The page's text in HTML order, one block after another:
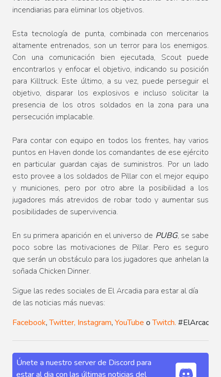
incendiarias para eliminar los objetivos.
Esta tecnología de punta, combinada con mercenarios
altamente entrenados, son un terror para los enemigos.
Con una comunicación bien ejecutada, Scout puede
encontrarlos y enfocar el objetivo, indicando su posición
para Killtruck. Este último, a su vez, puede perseguir el
objetivo, disparar los explosivos e incluso solicitar la
presencia de los otros soldados en la zona para una
persecución implacable.
Para contar con equipo en todos los frentes, hay varios
puntos en Haven donde los comandantes de ese ejército
en particular guardan cajas de suministros. Por un lado
esto provee a los soldados de Pillar con el mejor equipo
y municiones, pero por otro abre la posibilidad a los
jugadores más atrevidos de robar todo y aumentar sus
posibilidades de supervivencia.
En su primera aparición en el universo de PUBG, se sabe
poco sobre las motivaciones de Pillar. Pero es seguro
que serán un obstáculo para los jugadores que anhelan la
soñada Chicken Dinner.
Sigue las redes sociales de El Arcadia para estar al día
de las noticias más nuevas:
Facebook,Twitter, Instagram, YouTube oTwitch. #ElArcadia
Únete a nuestro server de Discord para
estar al dia con las últimas noticias del